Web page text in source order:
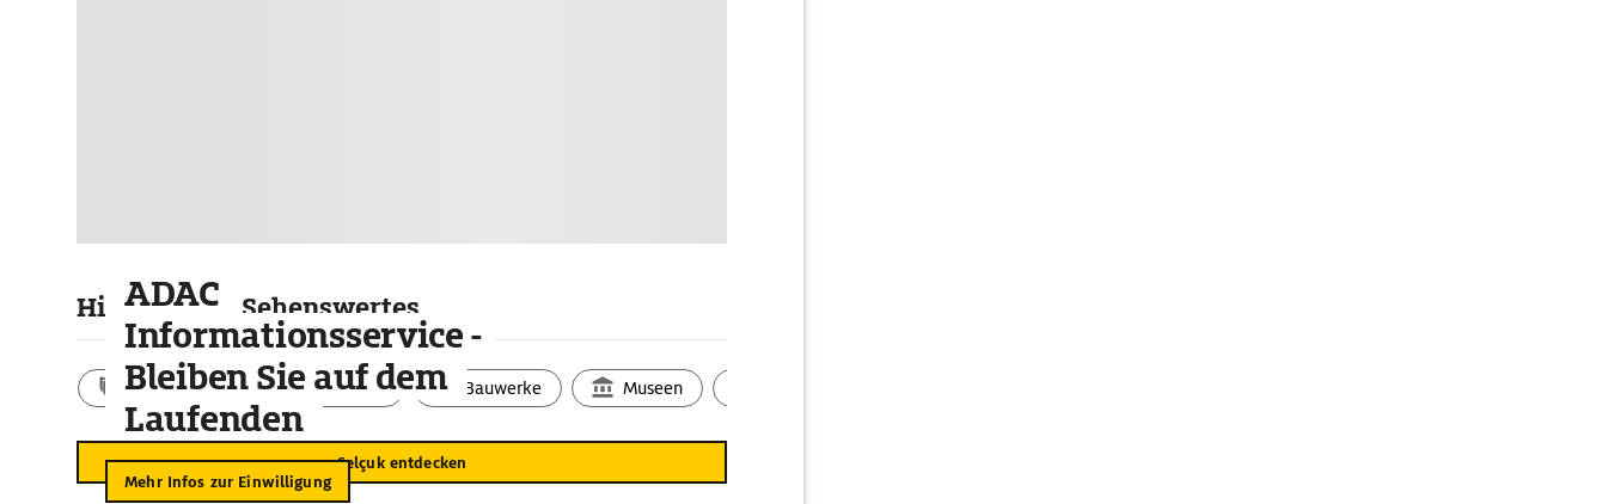
Highlights & Sehenswertes
Aktivitäten Landschaft Bauwerke Museen
Selçuk entdecken
ADAC
Informationsservice -
Bleiben Sie auf dem
Laufenden
Mehr Infos zur Einwilligung